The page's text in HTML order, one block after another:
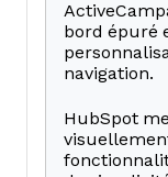
bord épuré
navigation.
HubSpot